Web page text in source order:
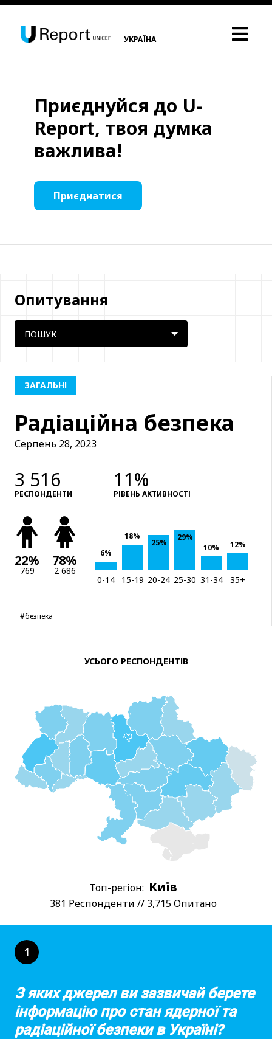
УКРАЇНА
Приєднуйся до U-
Report, твоя думка
важлива!
Приєднатися
Опитування
ЗАГАЛЬНІ
Радіаційна безпека
Серпень 28, 2023
3 516
РЕСПОНДЕНТИ
11%
РІВЕНЬ АКТИВНОСТІ
22%
769
78%
2 686
6%
18%
25%
29%
10%
12%
0-14 15-19 20-24 25-30 31-34 35+
#безпека
УСЬОГО РЕСПОНДЕНТІВ
Топ-регіон: Київ
381 Респонденти // 3,715 Опитано
1
З яких джерел ви зазвичай берете
інформацію про стан ядерної та
радіаційної безпеки в Україні?